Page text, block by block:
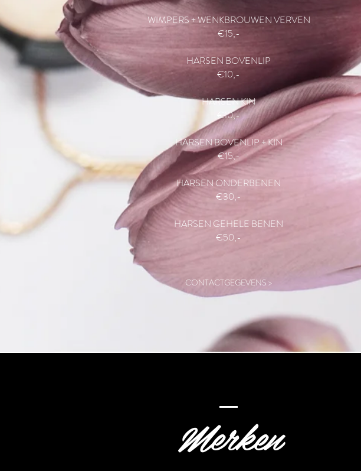
WIMPERS + WENKBROUWEN VERVEN
€15,-
HARSEN BOVENLIP
€10,-
HARSEN KIN
€10,-
HARSEN BOVENLIP + KIN
€15,-
HARSEN ONDERBENEN
€30,-
HARSEN GEHELE BENEN
€50,-
CONTACTGEGEVENS >
Merken